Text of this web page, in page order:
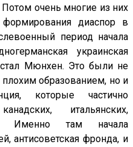
очень многие из них
диаспор в
период начала
украинская
Мюнхен. Это были не
образованием, но и
которые частично
итальянских,
Именно там начала
антисоветская фронда, и